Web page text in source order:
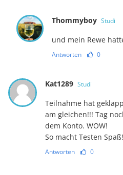
Thommyboy Studi
und mein Rewe
Antworten 0
Kat1289 Studi
Teilnahme hat
am gleichen!!! Tag
dem Konto. WOW!
So macht Testen Spaß!
Antworten 0